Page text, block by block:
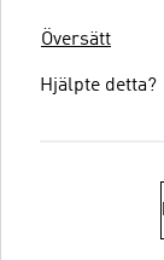
Översätt
Hjälpte detta?